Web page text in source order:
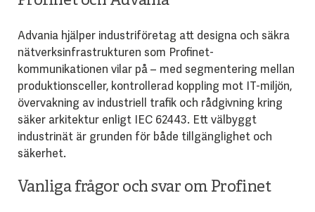
Advania hjälper industriföretag att designa och säkra
nätverksinfrastrukturen som Profinet-
kommunikationen vilar på – med segmentering mellan
produktionsceller, kontrollerad koppling mot IT-miljön,
övervakning av industriell trafik och rådgivning kring
säker arkitektur enligt IEC 62443. Ett välbyggt
industrinät är grunden för både tillgänglighet och
säkerhet.
Vanliga frågor och svar om Profinet